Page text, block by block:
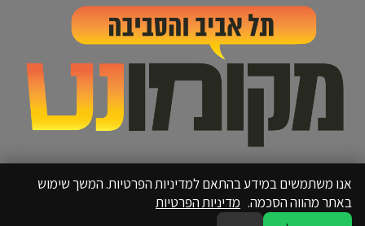
אנו משתמשים במידע בהתאם למדיניות הפרטיות. המשך שימוש
באתר מהווה הסכמה. מדיניות הפרטיות